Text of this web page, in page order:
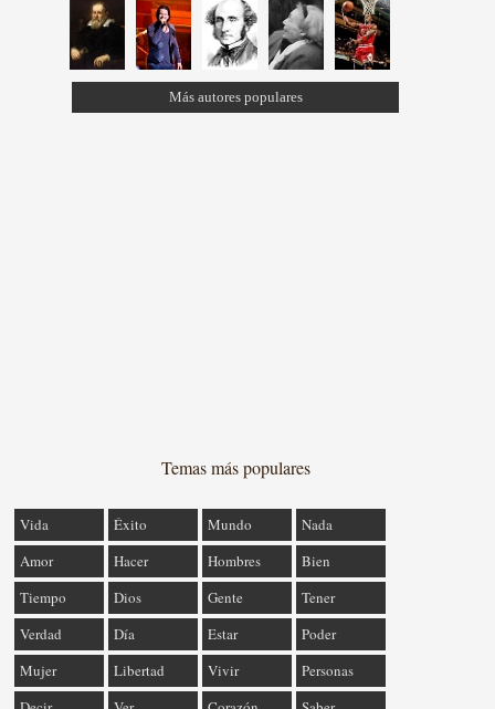
Más autores populares
Temas más populares
Vida Éxito Mundo
Nada
Amor
Hacer Hombres
Bien
Tiempo
Dios Gente
Tener
Verdad
Día Estar
Poder
Mujer
Libertad Vivir
Personas